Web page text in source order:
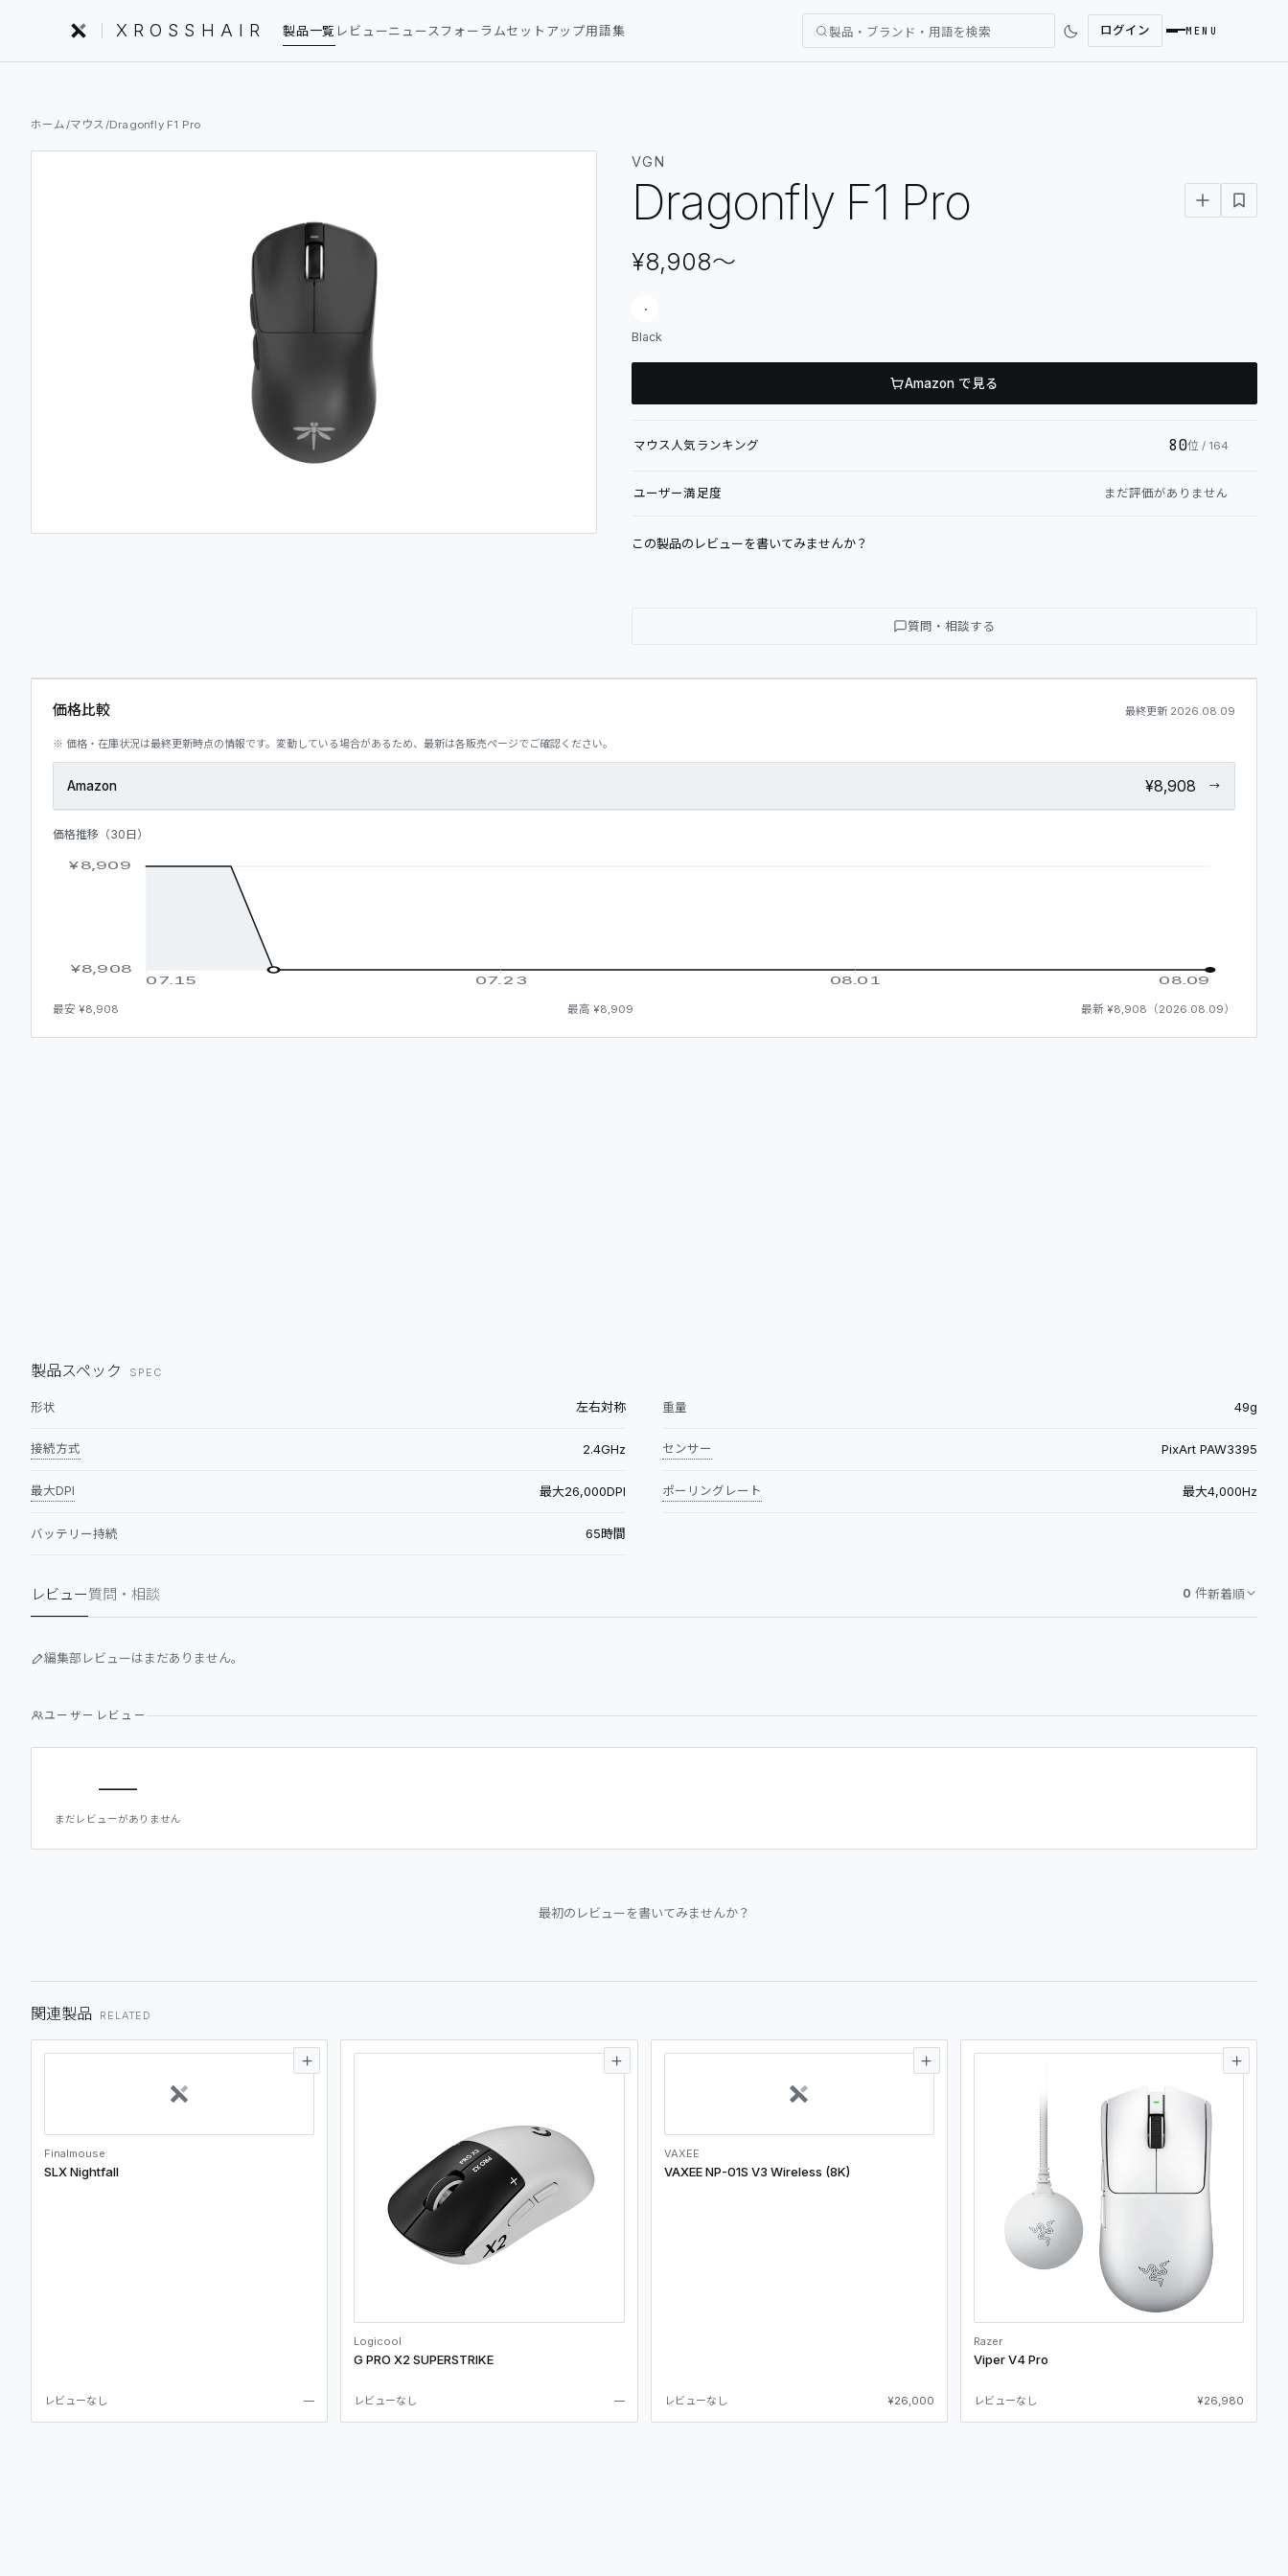
XROSSHAIR 製品一覧 レビューニュース フォーラムセットアップ用語集 製品・ブランド・用語を検索 ログイン MENU
REVIEWS
MY PAGE
ホーム/マウス /Dragonfly F1 Pro
VGN
Dragonfly F1 Pro
¥8,908〜
Black
Amazon で見る
マウス 人気ランキング 80位 / 164
ユーザー満足度 まだ評価がありません
この製品のレビューを書いてみませんか？
質問・相談する
価格比較 最終更新 2026.08.09
※ 価格・在庫状況は最終更新時点の情報です。変動している場合があるため、最新は各販売ページでご確認ください。
Amazon ¥8,908 →
価格推移（30日）
¥8,909
¥8,908
07.15
07.23 08.01 08.09
最安 ¥8,908 最高 ¥8,909 最新 ¥8,908 （2026.08.09）
製品スペック SPEC
形状 左右対称 重量 49g
接続方式 2.4GHz センサー PixArt PAW3395
最大DPI 最大26,000DPI ポーリングレート 最大4,000Hz
バッテリー持続 65時間
レビュー質問・相談 0 件新着順
編集部レビューはまだありません。
ユーザーレビュー
—
まだレビューがありません
最初のレビューを書いてみませんか？
関連製品 RELATED
Finalmouse
SLX Nightfall
レビューなし —
Logicool
G PRO X2 SUPERSTRIKE
レビューなし —
VAXEE
VAXEE NP-01S V3 Wireless (8K)
レビューなし ¥26,000
Razer
Viper V4 Pro
レビューなし ¥26,980